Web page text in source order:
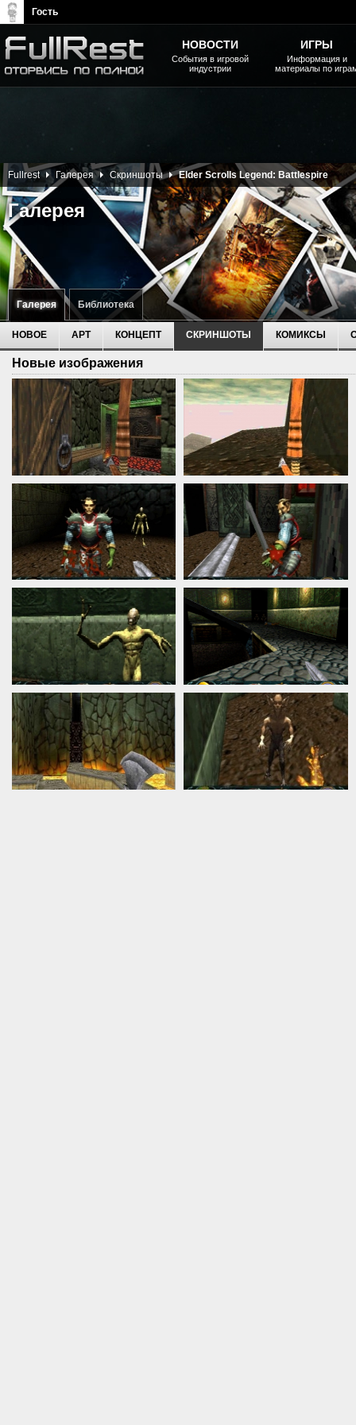
Галерея Библиотека
Галерея
Fullrest Галерея Скриншоты Elder Scrolls Legend: Battlespire
НОВОЕ АРТ КОНЦЕПТ СКРИНШОТЫ КОМИКСЫ
Новые изображения
НОВОСТИ
События в игровой
индустрии
ИГРЫ
Информация и
материалы по
Гость